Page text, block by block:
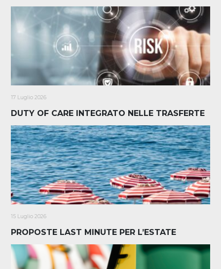
17 Luglio 2026
DUTY OF CARE INTEGRATO NELLE TRASFERTE
15 Luglio 2026
PROPOSTE LAST MINUTE PER L’ESTATE